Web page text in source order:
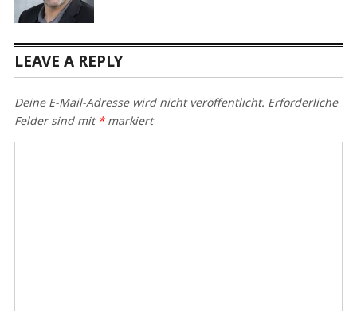
LEAVE A REPLY
Deine E-Mail-Adresse wird nicht veröffentlicht. Erforderliche
Felder sind mit *markiert